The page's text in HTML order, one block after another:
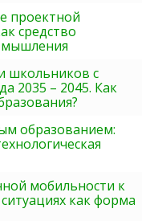
проектной
средство
школьников с
2035 – 2045. Как
образованием:
мобильности к
как форма